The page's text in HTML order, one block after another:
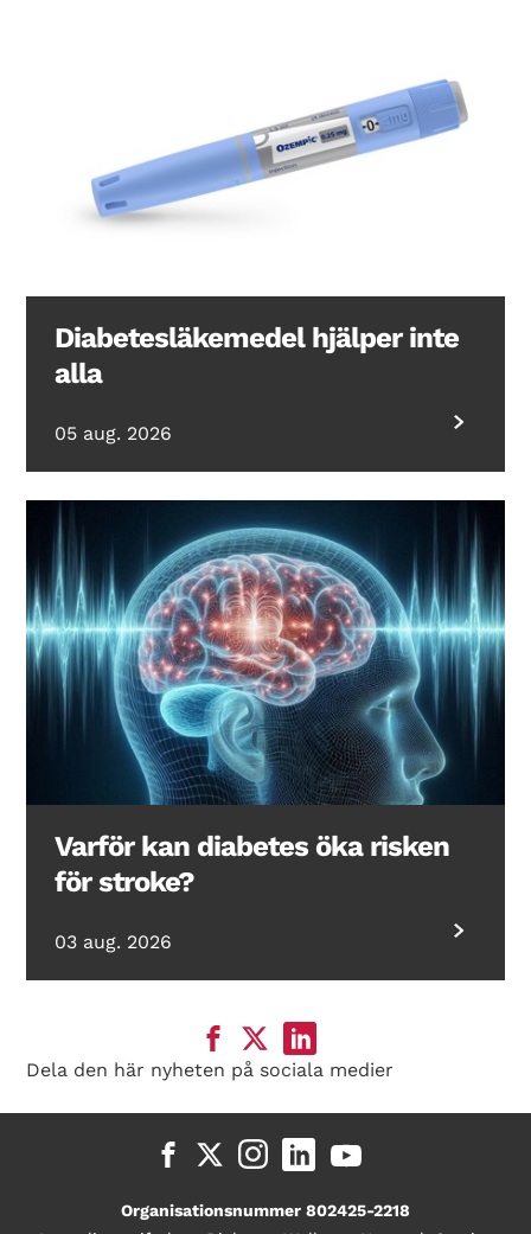
Diabetesläkemedel hjälper inte
alla
05 aug. 2026
Varför kan diabetes öka risken
för stroke?
03 aug. 2026
Dela den här nyheten på sociala medier
Organisationsnummer 802425-2218